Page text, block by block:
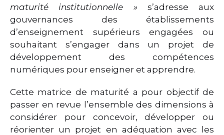
maturité institutionnelle »s’adresse aux
gouvernances des établissements
d’enseignement supérieurs engagées ou
souhaitant s’engager dans un projet de
développement des compétences
numériques pour enseigner et apprendre.
Cette matrice de maturité a pour objectif de
passer en revue l’ensemble des dimensions à
considérer pour concevoir, développer ou
réorienter un projet en adéquation avec les